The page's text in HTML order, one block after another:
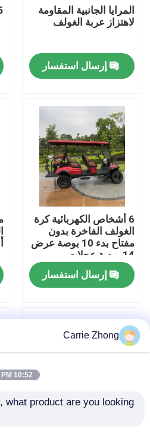
منتجات
معلومات عنا
جولة في المعمل
مراقبة الجودة
اتصل بنا
مرايا جانبية لعربة الجولف
المرايا الجانبية المقاومة
لاهتزاز عربة الغولف
إرسال استفسار
5 مرآة
6 أشخاص الكهربائية كرة
الغولف الفاخرة بدون
مفتاح بدء 10 بوصة عرض
14 بوصة عجلات
إرسال استفسار
Carrie Zhong
10:52 PM
what product are you looking